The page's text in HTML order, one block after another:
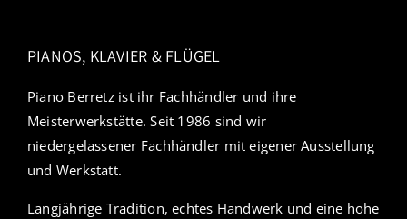
PIANOS, KLAVIER & FLÜGEL
Piano Berretz ist ihr Fachhändler und ihre
Meisterwerkstätte. Seit 1986 sind wir
niedergelassener Fachhändler mit eigener Ausstellung
und Werkstatt.
Langjährige Tradition, echtes Handwerk und eine hohe